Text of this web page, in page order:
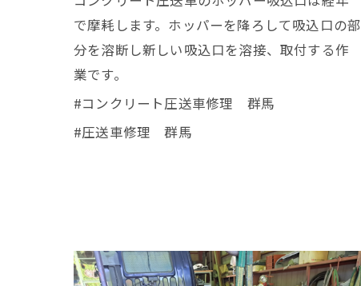
で摩耗します。ホッパーを降ろして吸込口の部
分を溶断し新しい吸込口を溶接、取付する作
業です。
#コンクリート圧送車修理 群馬
#圧送車修理 群馬